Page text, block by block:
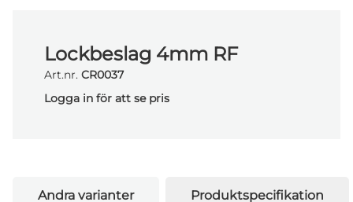
Lockbeslag 4mm RF
Art.nr. CR0037
Logga in för att se pris
Andra varianter Produktspecifikation